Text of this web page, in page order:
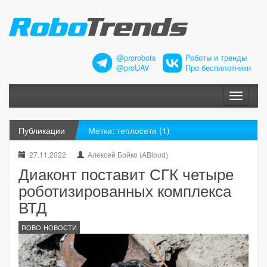
@prorobots
@proUAV
Роботы и тренды
Про беспилотники
Меню
Публикации Метки: теплосети (1)
27.11.2022 Алексей Бойко (ABloud)
Диаконт поставит СГК четыре
роботизированных комплекса
ВТД
ROBO-НОВОСТИ